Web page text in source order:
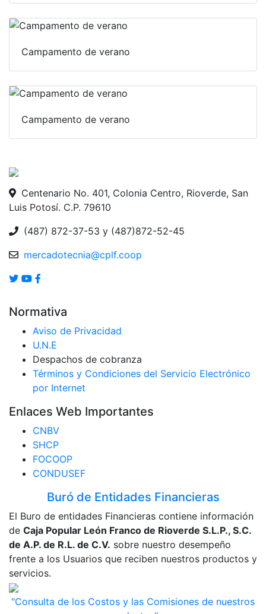
Campamento de verano
Campamento de verano
Centenario No. 401, Colonia Centro, Rioverde, San
Luis Potosí. C.P. 79610
(487) 872-37-53 y (487)872-52-45
mercadotecnia@cplf.coop
Normativa
Aviso de Privacidad
U.N.E
Despachos de cobranza
Términos y Condiciones del Servicio Electrónico
por Internet
Enlaces Web Importantes
CNBV
SHCP
FOCOOP
CONDUSEF
Buró de Entidades Financieras
El Buro de entidades Financieras contiene información
de Caja Popular León Franco de Rioverde S.L.P., S.C.
de A.P. de R.L. de C.V. sobre nuestro desempeño
frente a los Usuarios que reciben nuestros productos y
servicios.
"Consulta de los Costos y las Comisiones de nuestros